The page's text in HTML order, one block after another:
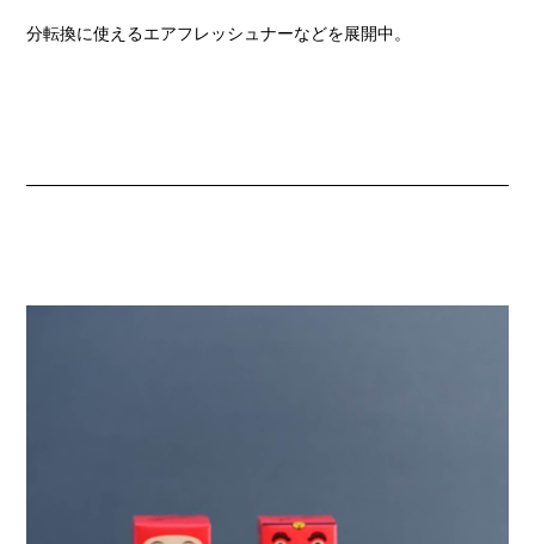
分転換に使えるエアフレッシュナーなどを展開中。